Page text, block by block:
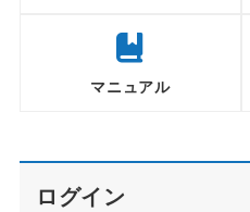
マニュアル
ログイン